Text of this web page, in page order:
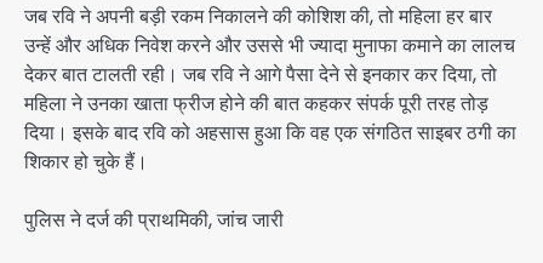
जब रवि ने अपनी बड़ी रकम निकालने की कोशिश की, तो महिला हर बार
उन्हें और अधिक निवेश करने और उससे भी ज्यादा मुनाफा कमाने का लालच
देकर बात टालती रही। जब रवि ने आगे पैसा देने से इनकार कर दिया, तो
महिला ने उनका खाता फ्रीज होने की बात कहकर संपर्क पूरी तरह तोड़
दिया। इसके बाद रवि को अहसास हुआ कि वह एक संगठित साइबर ठगी का
शिकार हो चुके हैं।
पुलिस ने दर्ज की प्राथमिकी, जांच जारी